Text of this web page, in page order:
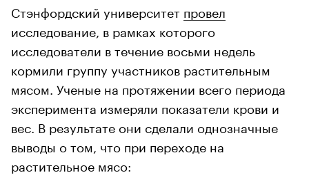
Стэнфордский университет провел
исследование, в рамках которого
исследователи в течение восьми недель
кормили группу участников растительным
мясом. Ученые на протяжении всего периода
эксперимента измеряли показатели крови и
вес. В результате они сделали однозначные
выводы о том, что при переходе на
растительное мясо: